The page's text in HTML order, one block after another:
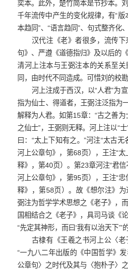
奕本。此外，楚竹简本是节抄本。
千年流传中产生的变化规律，有“版
本趋同”、“语言趋同”、句式整齐化
汉代注《老》者很多，流传
句》、严遵《道德指归》及以后的
清河上注本与王弼注本的关系至
同，由时代不同造成。可惜刘的校
河上注成于西汉，以“人君”为
指为仙士、得道者，王弼注泛指为
解释为人君。如第15章：“古之善为
之仙士”，王弼则无释。河上注以“
曰：“太上下知有之。”河注“太古
河上公章句》，第68页），王注“
释》，第40页）。第23章河注“君
河上公章句》，第95页），王注“
释》，第58页）。故《想尔注》
弼注为哲学学术思想之《老子》，
国相结合之《老子》，具司马谈《
“先定其神形，而曰‘我有以治天下’”
古棣有《王羲之书河上公〈老
“一九八二年出版的《中国哲学》
公章句〉之时代及其与〈抱朴子〉